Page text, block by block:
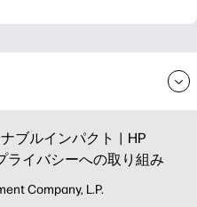
ブルインパクト | HP
ライバシーへの取り組み
Company, L.P.